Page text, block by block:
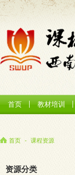
首页 教材培训
首页 - 课程资源
资源分类